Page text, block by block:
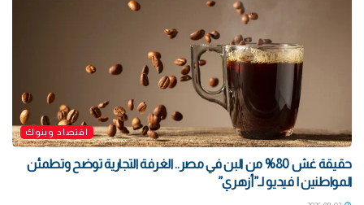
اقتصاد وبنوك
حقيقة غش 80% من البن في مصر.. الغرفة التجارية توضح وتطمئن
المواطنين | فيديو لـ”أزهري”